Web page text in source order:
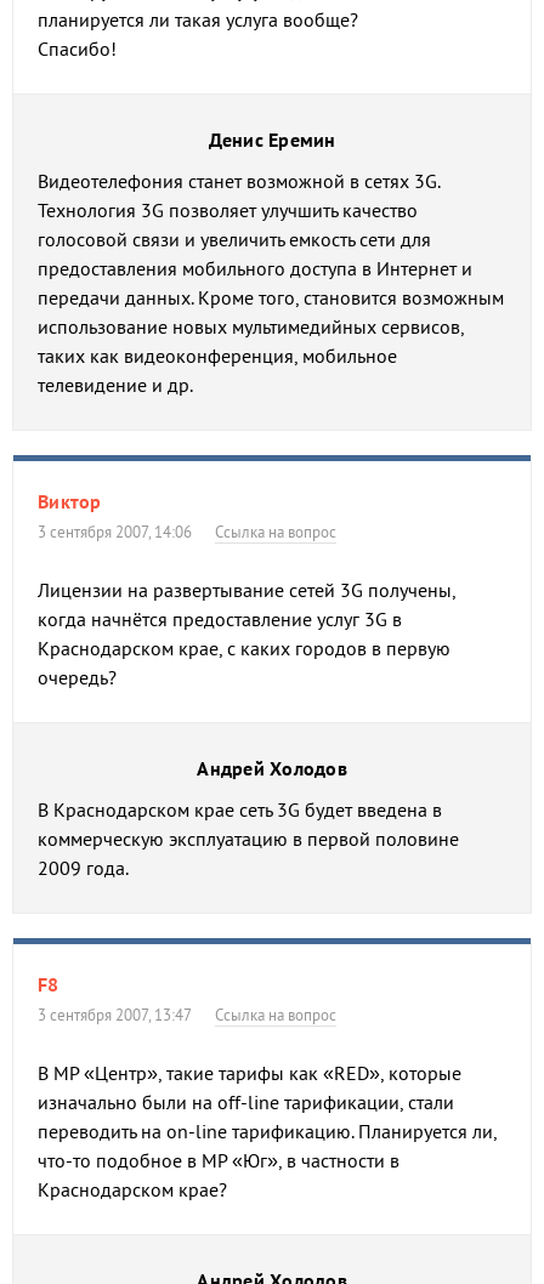
планируется ли такая услуга вообще?
Спасибо!
Денис Еремин
Видеотелефония станет возможной в сетях 3G.
Технология 3G позволяет улучшить качество
голосовой связи и увеличить емкость сети для
предоставления мобильного доступа в Интернет и
передачи данных. Кроме того, становится возможным
использование новых мультимедийных сервисов,
таких как видеоконференция, мобильное
телевидение и др.
Виктор
3 сентября 2007, 14:06 Ссылка на вопрос
Лицензии на развертывание сетей 3G получены,
когда начнётся предоставление услуг 3G в
Краснодарском крае, с каких городов в первую
очередь?
Андрей Холодов
В Краснодарском крае сеть 3G будет введена в
коммерческую эксплуатацию в первой половине
2009 года.
F8
3 сентября 2007, 13:47 Ссылка на вопрос
В МР «Центр», такие тарифы как «RED», которые
изначально были на off-line тарификации, стали
переводить на on-line тарификацию. Планируется ли,
что-то подобное в МР «Юг», в частности в
Краснодарском крае?